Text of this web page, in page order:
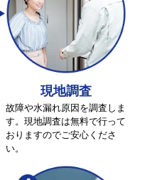
現地調査
故障や水漏れ原因を調査しま
す。現地調査は無料で行って
おりますのでご安心くださ
い。